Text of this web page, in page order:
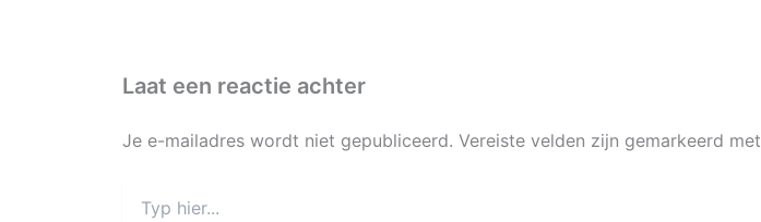
Laat een reactie achter
Je e-mailadres wordt niet gepubliceerd. Vereiste velden zijn gemarkeerd met
hier...